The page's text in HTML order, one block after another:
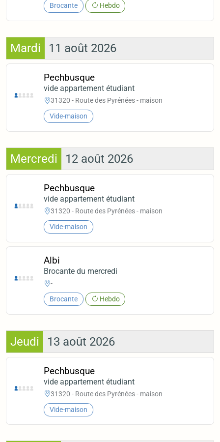
Brocante Hebdo
Mardi 11 août 2026
Pechbusque
vide appartement étudiant
31320 - Route des Pyrénées - maison
Vide-maison
Mercredi 12 août 2026
Pechbusque
vide appartement étudiant
31320 - Route des Pyrénées - maison
Vide-maison
Albi
Brocante du mercredi
-
Brocante Hebdo
Jeudi 13 août 2026
Pechbusque
vide appartement étudiant
31320 - Route des Pyrénées - maison
Vide-maison